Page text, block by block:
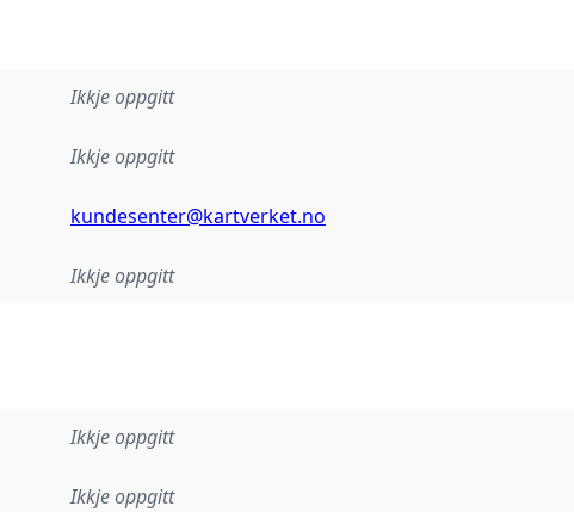
Ikkje oppgitt
Ikkje oppgitt
kundesenter@kartverket.no
Ikkje oppgitt
Ikkje oppgitt
Ikkje oppgitt